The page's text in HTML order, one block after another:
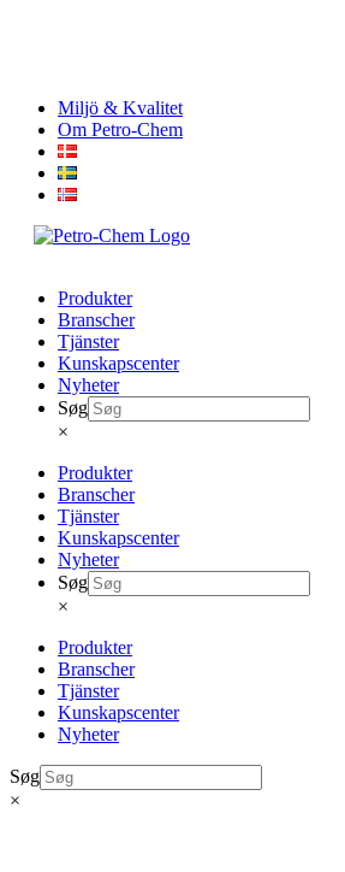
content
Miljö & Kvalitet
Om Petro-Chem
Produkter
Branscher
Tjänster
Kunskapscenter
Nyheter
Søg
×
Produkter
Branscher
Tjänster
Kunskapscenter
Nyheter
Søg
×
Produkter
Branscher
Tjänster
Kunskapscenter
Nyheter
Søg
×